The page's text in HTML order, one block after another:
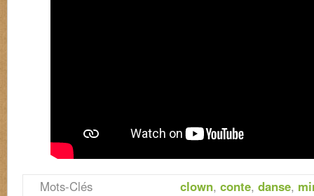
Mots-Clés clown, conte, danse,